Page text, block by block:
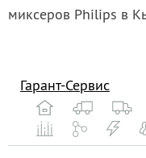
миксеров Philips в
Гарант-Сервис